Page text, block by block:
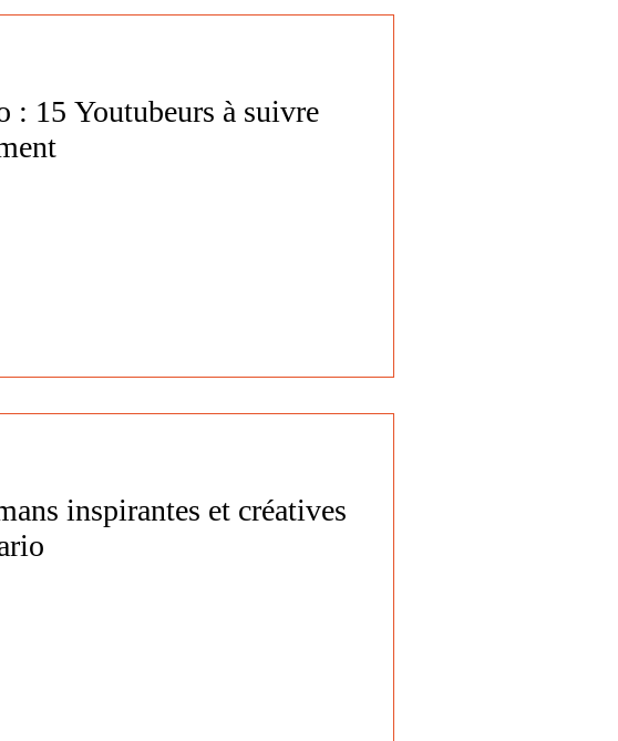
: 15 Youtubeurs à suivre
inspirantes et créatives